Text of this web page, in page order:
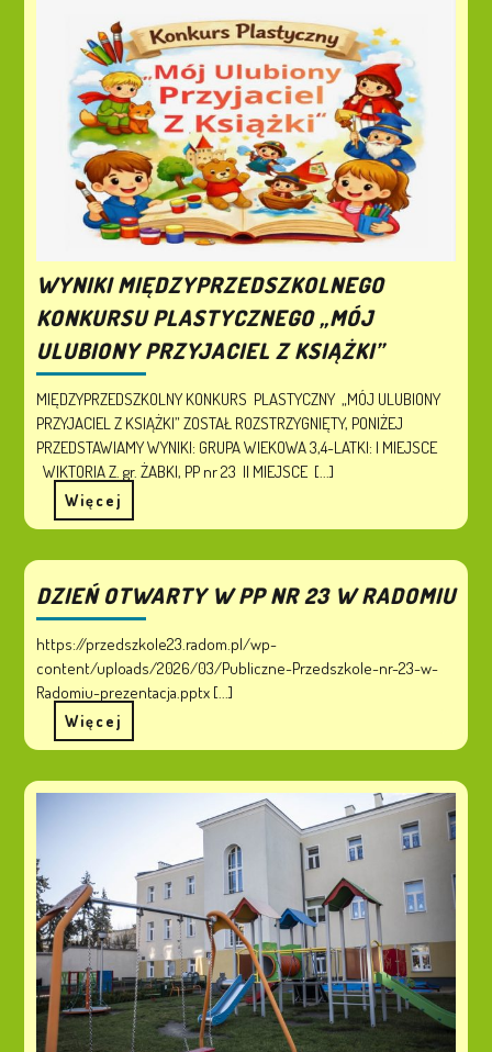
WYNIKI MIĘDZYPRZEDSZKOLNEGO
KONKURSU PLASTYCZNEGO „MÓJ
ULUBIONY PRZYJACIEL Z KSIĄŻKI”
MIĘDZYPRZEDSZKOLNY KONKURS PLASTYCZNY „MÓJ ULUBIONY
PRZYJACIEL Z KSIĄŻKI” ZOSTAŁ ROZSTRZYGNIĘTY, PONIŻEJ
PRZEDSTAWIAMY WYNIKI: GRUPA WIEKOWA 3,4-LATKI: I MIEJSCE
WIKTORIA Z. gr. ŻABKI, PP nr 23 II MIEJSCE [...]
Więcej
DZIEŃ OTWARTY W PP NR 23 W RADOMIU
https://przedszkole23.radom.pl/wp-
content/uploads/2026/03/Publiczne-Przedszkole-nr-23-w-
Radomiu-prezentacja.pptx [...]
Więcej